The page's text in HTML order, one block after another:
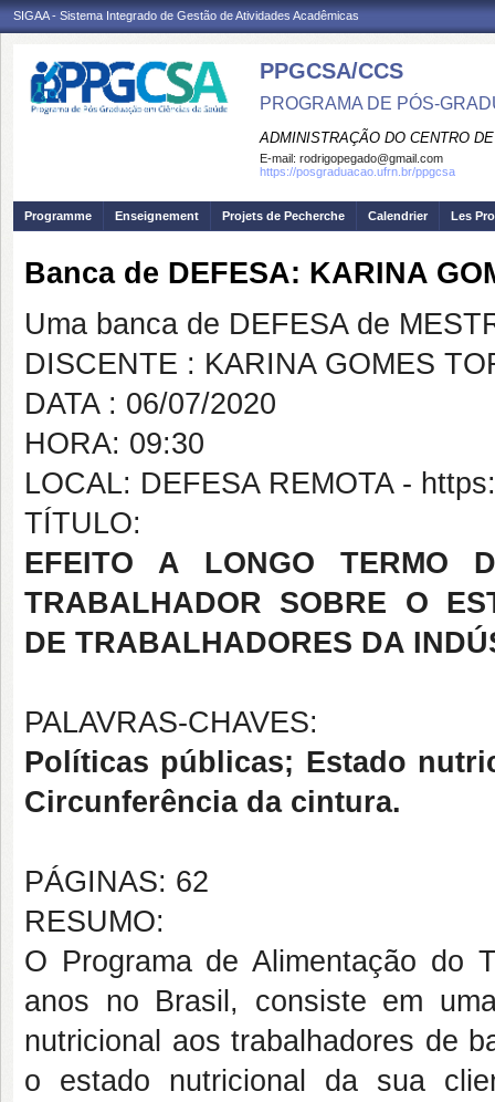
SIGAA - Sistema Integrado de Gestão de Atividades Acadêmicas
PPGCSA/CCS
PROGRAMA DE PÓS-
ADMINISTRAÇÃO DO CENTRO
E-mail: rodrigopegado@gmail.com
https://posgraduacao.ufrn.br/ppgcsa
Programme Enseignement Projets de Pecherche Calendrier Les
Banca de DEFESA: KARINA
Uma banca de DEFESA de
DISCENTE : KARINA GOMES
DATA : 06/07/2020
HORA: 09:30
LOCAL: DEFESA REMOTA -
TÍTULO:
EFEITO A LONGO TERMO
TRABALHADOR SOBRE O
DE TRABALHADORES DA
PALAVRAS-CHAVES:
Políticas públicas; Estado
Circunferência da cintura.
PÁGINAS: 62
RESUMO:
O Programa de Alimentação do
anos no Brasil, consiste em
nutricional aos trabalhadores de
o estado nutricional da sua